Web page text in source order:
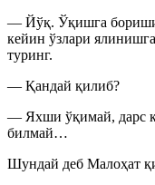
— Йўқ. Ўқишга
кейин ўзлари
туринг.
— Қандай қилиб?
— Яхши ўқимай, дарс
билмай…
Шундай деб Малоҳат